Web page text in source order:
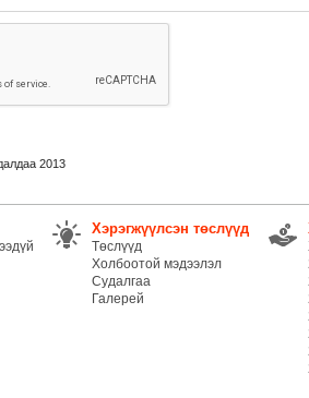
2013
Хэрэгжүүлсэн төслүүд
Төслүүд
Холбоотой мэдээлэл
Судалгаа
Галерей